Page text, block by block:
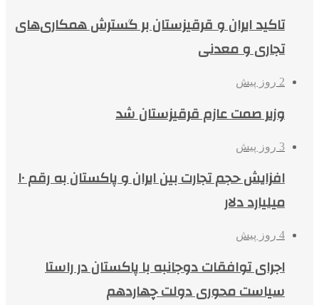
تاکید ایران و قرقیزستان بر گسترش همکاری‌های
تجاری و معدنی
2 روز پیش
وزیر صمت عازم قرقیزستان شد
3 روز پیش
افزایش حجم تجارت بین ایران و پاکستان به رقم ۱۰
میلیارد دلار
4 روز پیش
اجرای توافقات دوجانبه با پاکستان در راستا
سیاست محوری دولت چهاردهم